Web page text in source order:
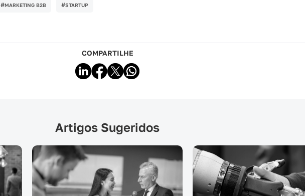
#MARKETING B2B #STARTUP
COMPARTILHE
Artigos Sugeridos